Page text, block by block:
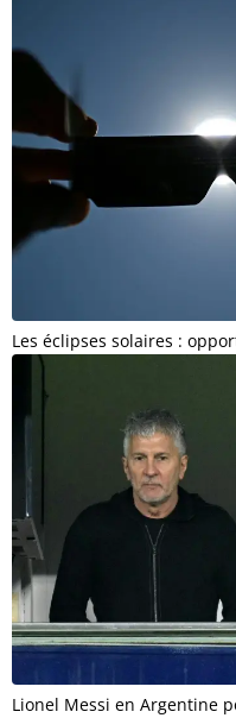
Les éclipses solaires :
Lionel Messi en Argentine